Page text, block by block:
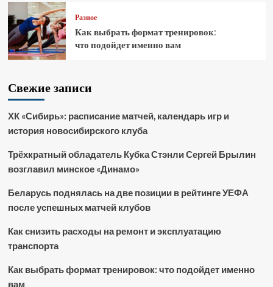
Разное
Как выбрать формат тренировок:
что подойдет именно вам
Свежие записи
ХК «Сибирь»: расписание матчей, календарь игр и
история новосибирского клуба
Трёхкратный обладатель Кубка Стэнли Сергей Брылин
возглавил минское «Динамо»
Беларусь поднялась на две позиции в рейтинге УЕФА
после успешных матчей клубов
Как снизить расходы на ремонт и эксплуатацию
транспорта
Как выбрать формат тренировок: что подойдет именно
вам